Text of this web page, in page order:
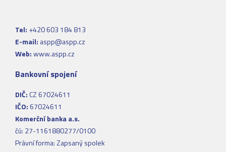
Tel: +420 603 184 813
E-mail: aspp@aspp.cz
Web:www.aspp.cz
Bankovní spojení
DIČ: CZ 67024611
IČO: 67024611
Komerční banka a.s.
čú: 27-1161880277/0100
Právní forma: Zapsaný spolek